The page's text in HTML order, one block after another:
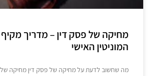
מחיקה של פסק דין – מדריך
המוניטין האישי
מה שחשוב לדעת על מחיקה של פסק דין מחיקה של